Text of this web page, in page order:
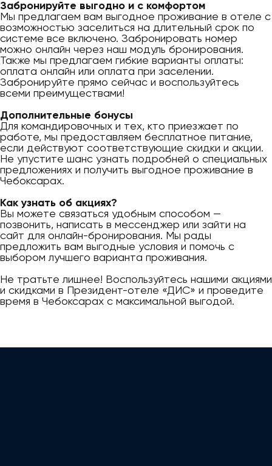
Забронируйте выгодно и с комфортом
Мы предлагаем вам выгодное проживание в отеле с
возможностью заселиться на длительный срок по
системе все включено. Забронировать номер
можно онлайн через наш модуль бронирования.
Также мы предлагаем гибкие варианты оплаты:
оплата онлайн или оплата при заселении.
Забронируйте прямо сейчас и воспользуйтесь
всеми преимуществами!
Дополнительные бонусы
Для командировочных и тех, кто приезжает по
работе, мы предоставляем бесплатное питание,
если действуют соответствующие скидки и акции.
Не упустите шанс узнать подробней о специальных
предложениях и получить выгодное проживание в
Чебоксарах.
Как узнать об акциях?
Вы можете связаться удобным способом —
позвонить, написать в мессенджер или зайти на
сайт для онлайн-бронирования. Мы рады
предложить вам выгодные условия и помочь с
выбором лучшего варианта проживания.
Не тратьте лишнее! Воспользуйтесь нашими акциями
и скидками в Президент-отеле «ДИС» и проведите
время в Чебоксарах с максимальной выгодой.